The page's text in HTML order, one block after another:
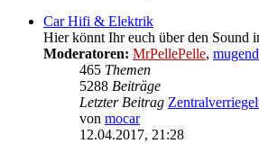
Car Hifi & Elektrik
Hier könnt Ihr euch über den Sound
Moderatoren: MrPellePelle,
465 Themen
5288 Beiträge
Letzter Beitrag
von mocar
Neuester
12.04.2017, 21:28